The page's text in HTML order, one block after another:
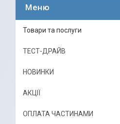
Товари та послуги
ТЕСТ-ДРАЙВ
НОВИНКИ
АКЦІЇ
ОПЛАТА ЧАСТИНАМИ